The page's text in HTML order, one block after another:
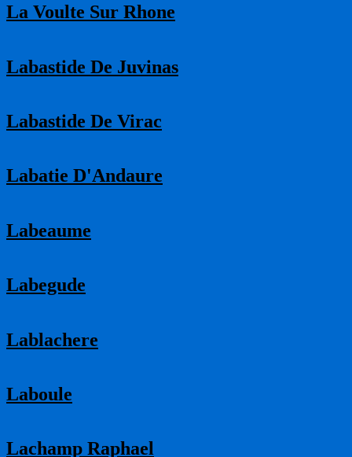
La Voulte Sur Rhone
Labastide De Juvinas
Labastide De Virac
Labatie D'Andaure
Labeaume
Labegude
Lablachere
Laboule
Lachamp Raphael